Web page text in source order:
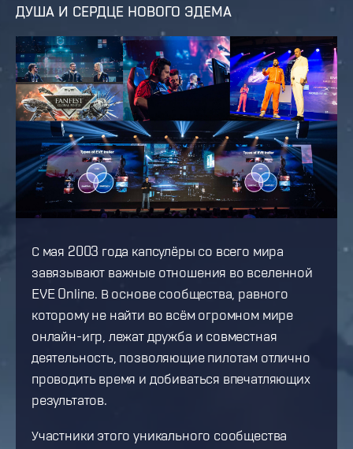
ДУША И СЕРДЦЕ НОВОГО ЭДЕМА
С мая 2003 года капсулёры со всего мира
завязывают важные отношения во вселенной
EVE Online. В основе сообщества, равного
которому не найти во всём огромном мире
онлайн-игр, лежат дружба и совместная
деятельность, позволяющие пилотам отлично
проводить время и добиваться впечатляющих
результатов.
Участники этого уникального сообщества